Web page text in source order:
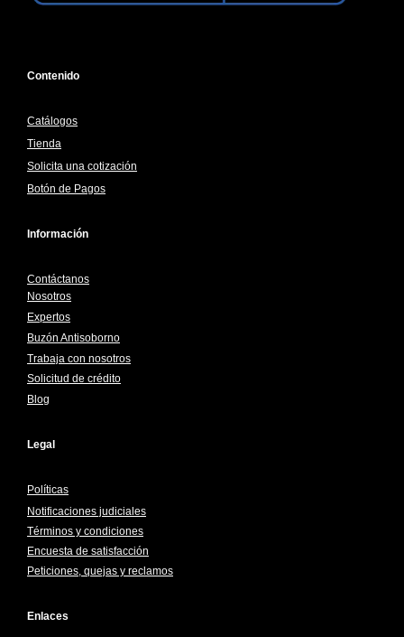
Contenido
Catálogos
Tienda
Solicita una cotización
Botón de Pagos
Información
Contáctanos
Nosotros
Expertos
Buzón Antisoborno
Trabaja con nosotros
Solicitud de crédito
Blog
Legal
Políticas
Notificaciones judiciales
Términos y condiciones
Encuesta de satisfacción
Peticiones, quejas y reclamos
Enlaces